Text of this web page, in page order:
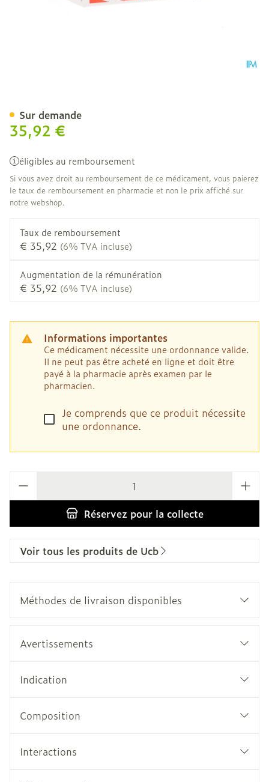
35,92 €
éligibles au remboursement
Si vous avez droit au remboursement de ce médicament, vous paierez
le taux de remboursement en pharmacie et non le prix affiché sur
notre webshop.
Taux de remboursement
€ 35,92 (6% TVA incluse)
Augmentation de la rémunération
€ 35,92 (6% TVA incluse)
Informations importantes
Ce médicament nécessite une ordonnance valide.
Il ne peut pas être acheté en ligne et doit être
payé à la pharmacie après examen par le
pharmacien.
Je comprends que ce produit nécessite
une ordonnance.
Réservezpour la collecte
Sur demande
Voir tous les produits de Ucb
Méthodes de livraison disponibles
Avertissements
Indication
Composition
Interactions